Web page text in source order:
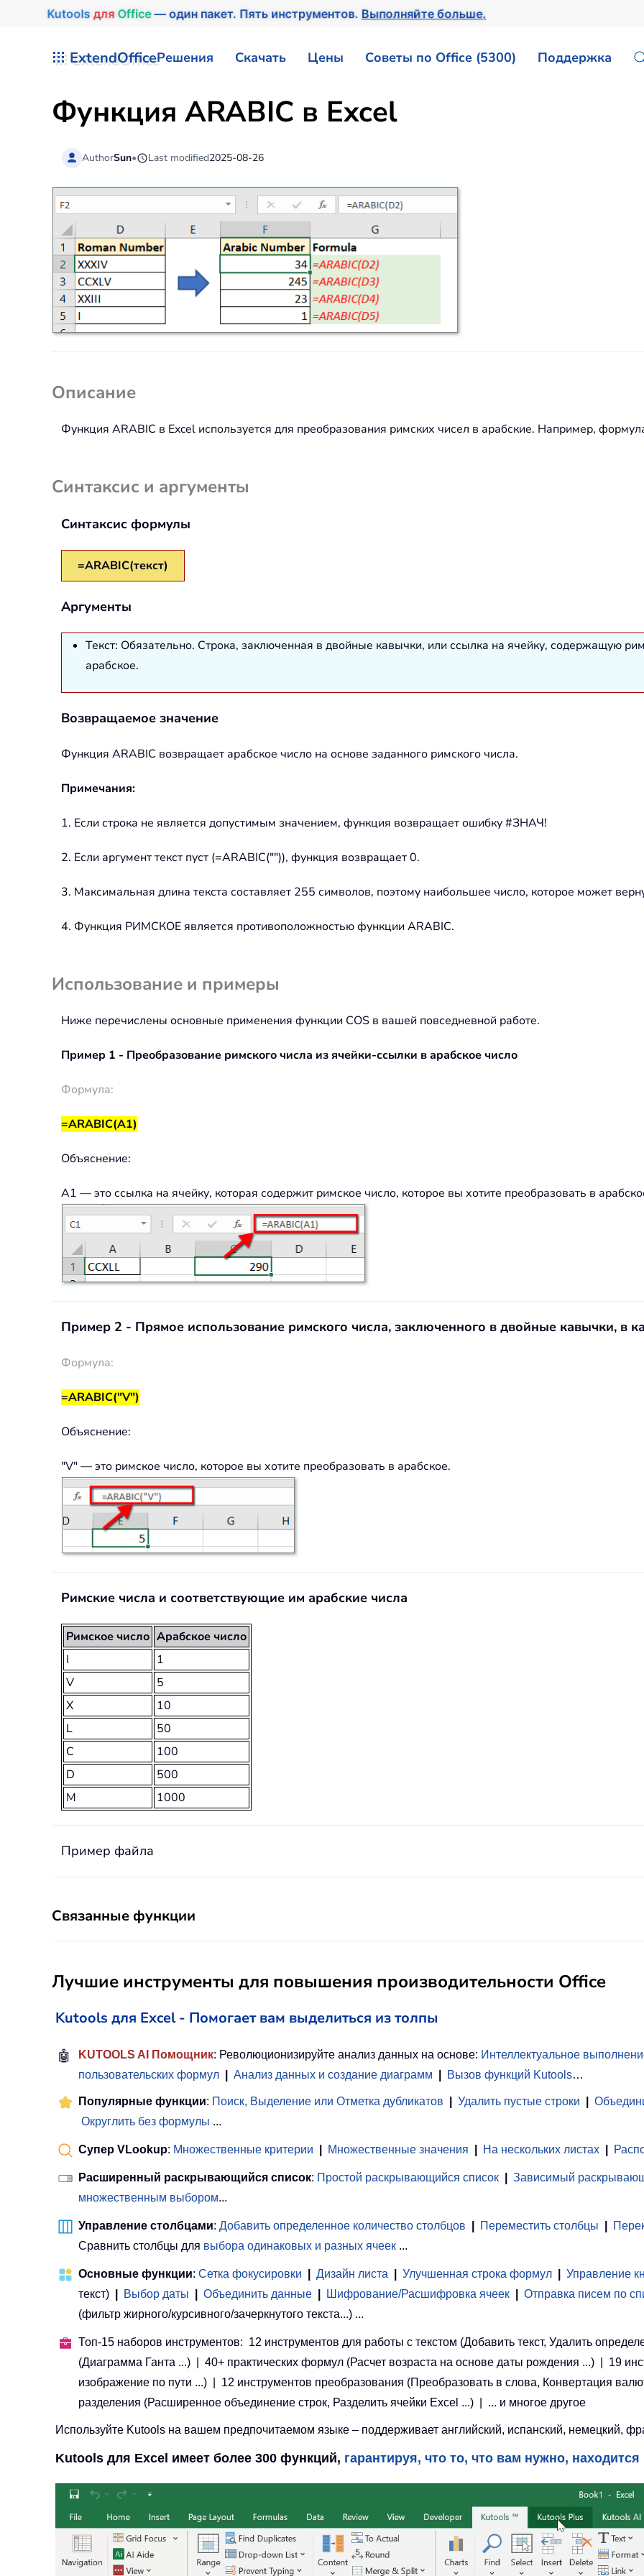
Kutools для Office— один пакет. Пять инструментов.Выполняйте больше.
ExtendOfficeРешения Скачать Цены Советы по Office (5300) Поддержка
Функция ARABIC в Excel
AuthorSun• Last modified2025-08-26
Описание
Функция ARABIC в Excel используется для преобразования римских чисел в арабские. Например,
Синтаксис и аргументы
Синтаксис формулы
=ARABIC(текст)
Аргументы
Текст: Обязательно. Строка, заключенная в двойные кавычки, или ссылка на ячейку, содержащую
арабское.
Возвращаемое значение
Функция ARABIC возвращает арабское число на основе заданного римского числа.
Примечания:
1. Если строка не является допустимым значением, функция возвращает ошибку #ЗНАЧ!
2. Если аргумент текст пуст (=ARABIC("")), функция возвращает 0.
3. Максимальная длина текста составляет 255 символов, поэтому наибольшее число, которое может
4. Функция РИМСКОЕ является противоположностью функции ARABIC.
Использование и примеры
Ниже перечислены основные применения функции COS в вашей повседневной работе.
Пример 1 - Преобразование римского числа из ячейки-ссылки в арабское число
Формула:
=ARABIC(A1)
Объяснение:
A1 — это ссылка на ячейку, которая содержит римское число, которое вы хотите преобразовать в
Пример 2 - Прямое использование римского числа, заключенного в двойные кавычки, в
Формула:
=ARABIC("V")
Объяснение:
"V" — это римское число, которое вы хотите преобразовать в арабское.
Римские числа и соответствующие им арабские числа
Римское число Арабское число
I
1
V
5
X
10
L
50
C
100
D
500
M
1000
Пример файла
Связанные функции
Лучшие инструменты для повышения производительности Office
Kutools для Excel - Помогает вам выделиться из толпы
🤖 KUTOOLS AI Помощник: Революционизируйте анализ данных на основе: Интеллектуальное
пользовательских формул
Анализ данных и создание диаграмм Вызов функций Kutools…
Популярные функции: Поиск, Выделение или Отметка дубликатов Удалить пустые строки
Округлить без формулы ...
Супер VLookup: Множественные критерии Множественные значения На нескольких листах
Расширенный раскрывающийся список: Простой раскрывающийся список
Зависимый
множественным выбором...
Управление столбцами: Добавить определенное количество столбцов Переместить столбцы
Сравнить столбцы для выбора одинаковых и разных ячеек ...
Основные функции: Сетка фокусировки Дизайн листа Улучшенная строка формул
Управление
текст)
Выбор даты Объединить данные Шифрование/Расшифровка ячеек
Отправка писем по
(фильтр жирного/курсивного/зачеркнутого текста...) ...
Топ-15 наборов инструментов: 12 инструментов для работы с текстом (Добавить текст, Удалить
(Диаграмма Ганта ...) | 40+ практических формул (Расчет возраста на основе даты рождения ...) | 19
изображение по пути ...) | 12 инструментов преобразования (Преобразовать в слова, Конвертация
разделения (Расширенное объединение строк, Разделить ячейки Excel ...) | ... и многое другое
Используйте Kutools на вашем предпочитаемом языке – поддерживает английский, испанский, немецкий,
Kutools для Excel имеет более 300 функций, гарантируя, что то, что вам нужно,